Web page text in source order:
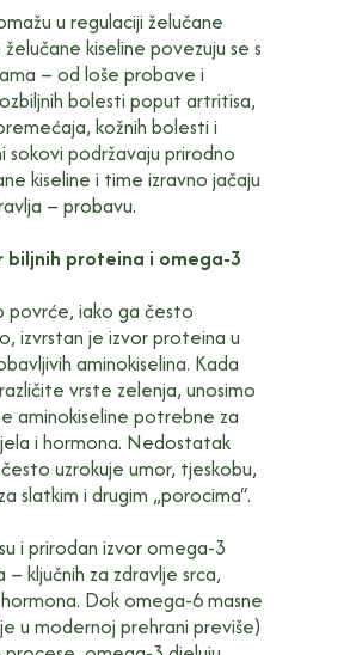
u regulaciji želučane
želučane kiseline povezuju se s
– od loše probave i
bolesti poput artritisa,
kožnih bolesti i
sokovi podržavaju prirodno
kiseline i time izravno jačaju
– probavu.
biljnih proteina i omega-3
povrće, iako ga često
izvrstan je izvor proteina u
aminokiselina. Kada
vrste zelenja, unosimo
aminokiseline potrebne za
i hormona. Nedostatak
uzrokuje umor, tjeskobu,
slatkim i drugim „porocima“.
i prirodan izvor omega-3
– ključnih za zdravlje srca,
Dok omega-6 masne
u modernoj prehrani previše)